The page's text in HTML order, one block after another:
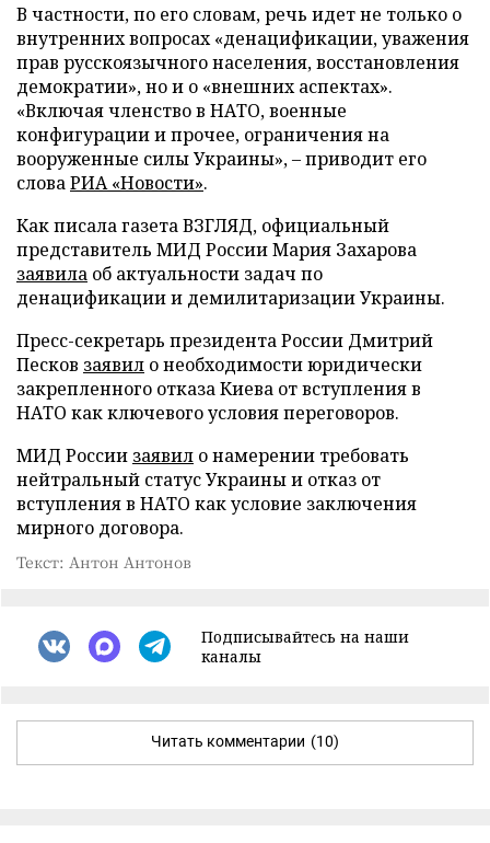
В частности, по его словам, речь идет не только о
внутренних вопросах «денацификации, уважения
прав русскоязычного населения, восстановления
демократии», но и о «внешних аспектах».
«Включая членство в НАТО, военные
конфигурации и прочее, ограничения на
вооруженные силы Украины», – приводит его
словаРИА «Новости».
Как писала газета ВЗГЛЯД, официальный
представитель МИД России Мария Захарова
заявила об актуальности задач по
денацификации и демилитаризации Украины.
Пресс-секретарь президента России Дмитрий
Песков заявил о необходимости юридически
закрепленного отказа Киева от вступления в
НАТО как ключевого условия переговоров.
МИД России заявил о намерении требовать
нейтральный статус Украины и отказ от
вступления в НАТО как условие заключения
мирного договора.
Текст: Антон Антонов
Подписывайтесь на наши
каналы
Читать комментарии (10)